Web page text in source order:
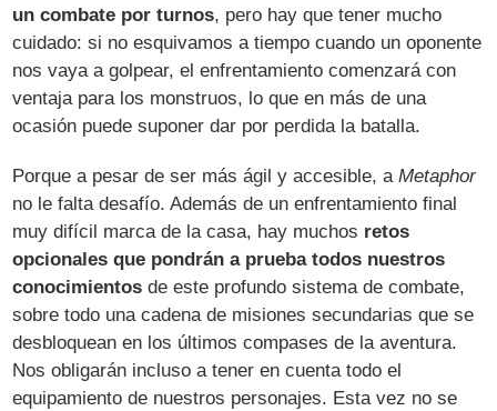
un combate por turnos, pero hay que tener mucho
cuidado: si no esquivamos a tiempo cuando un oponente
nos vaya a golpear, el enfrentamiento comenzará con
ventaja para los monstruos, lo que en más de una
ocasión puede suponer dar por perdida la batalla.
Porque a pesar de ser más ágil y accesible, aMetaphor
no le falta desafío. Además de un enfrentamiento final
muy difícil marca de la casa, hay muchos retos
opcionales que pondrán a prueba todos nuestros
conocimientos de este profundo sistema de combate,
sobre todo una cadena de misiones secundarias que se
desbloquean en los últimos compases de la aventura.
Nos obligarán incluso a tener en cuenta todo el
equipamiento de nuestros personajes. Esta vez no se